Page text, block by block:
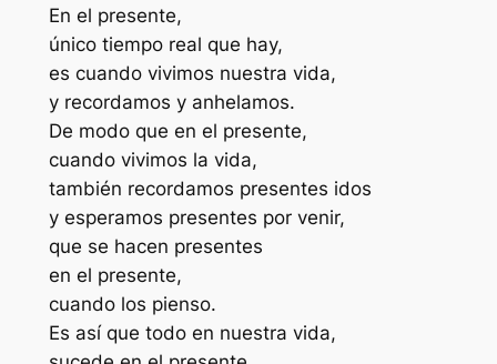
En el presente,
único tiempo real que hay,
es cuando vivimos nuestra vida,
y recordamos y anhelamos.
De modo que en el presente,
cuando vivimos la vida,
también recordamos presentes idos
y esperamos presentes por venir,
que se hacen presentes
en el presente,
cuando los pienso.
Es así que todo en nuestra vida,